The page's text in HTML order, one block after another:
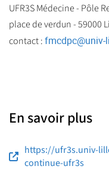
UFR3S Médecine - Pôle
place de verdun - 59000
contact :fmcdpc@univ-
En savoir plus
https://ufr3s.univ-
continue-ufr3s